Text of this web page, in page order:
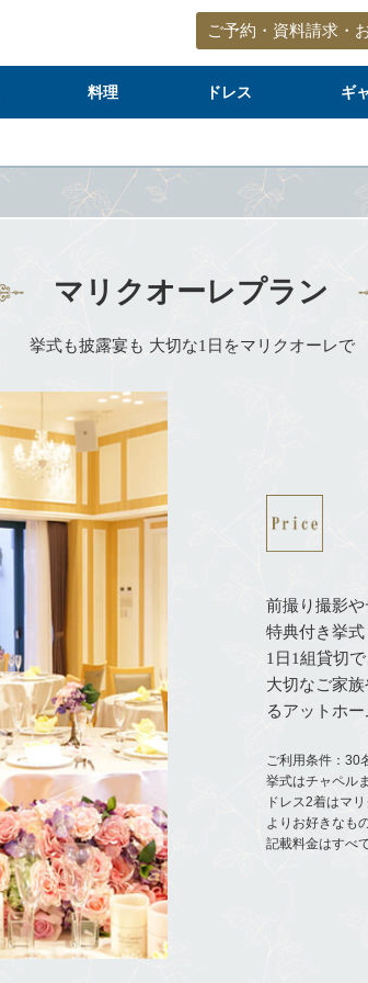
ご予約・資料請求・
料理 ドレス ギ
マリクオーレプラン
挙式も披露宴も 大切な1日をマリクオーレで
前撮り撮影
特典付き挙式
1日1組貸切
大切なご家
るアットホー
ご利用条件：30
挙式はチャペル
ドレス2着はマ
よりお好きなも
記載料金はすべ